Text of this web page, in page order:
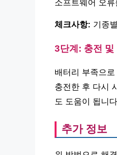
소프트웨어 오
체크사항: 기종
3단계: 충전 및
배터리 부족으
충전한 후 다시
도 도움이 됩니
추가 정보